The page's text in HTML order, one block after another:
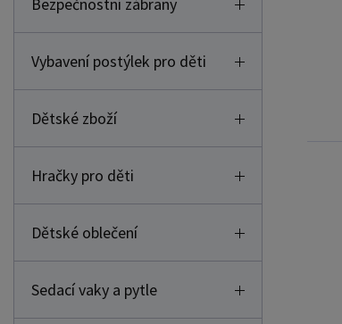
Vybavení postýlek pro děti
Dětské zboží
Hračky pro děti
Dětské oblečení
Sedací vaky a pytle